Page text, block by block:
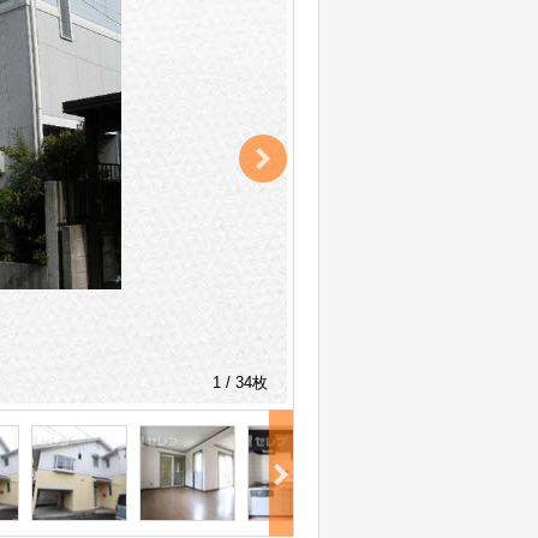
1 / 34枚